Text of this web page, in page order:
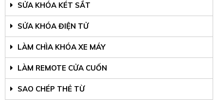
SỬA KHÓA KÉT SẮT
SỬA KHÓA ĐIỆN TỬ
LÀM CHÌA KHÓA XE MÁY
LÀM REMOTE CỬA CUỐN
SAO CHÉP THẺ TỪ